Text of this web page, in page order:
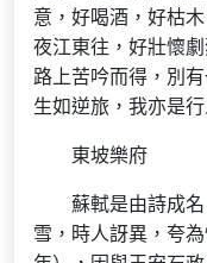
意，好喝酒，好枯
夜江東往，好壯懷
路上苦吟而得，別
生如逆旅，我亦是行
東坡樂府
蘇軾是由詩成
雪，時人訝異，夸